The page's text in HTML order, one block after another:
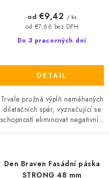
Do 3 pracovných dní
od €7,66 bez DPH
od €9,42 / ks
DETAIL
Trvale pružná výplň namáhaných
dilatačních spár, vyznačující se
schopností eliminovat negativní...
Den Braven Fasádní páska
STRONG 48 mm